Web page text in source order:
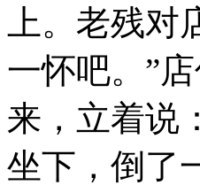
上。老残
一怀吧。”
来，立着说
坐下，倒了